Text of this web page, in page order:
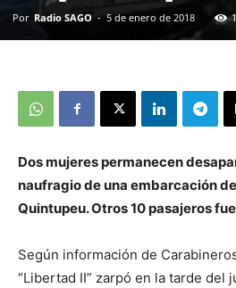
Por Radio SAGO - 5 de enero de 2018
Dos mujeres permanecen
naufragio de una embarcación
Quintupeu. Otros 10 pasajeros
Según información de
“Libertad II” zarpó en la tarde del